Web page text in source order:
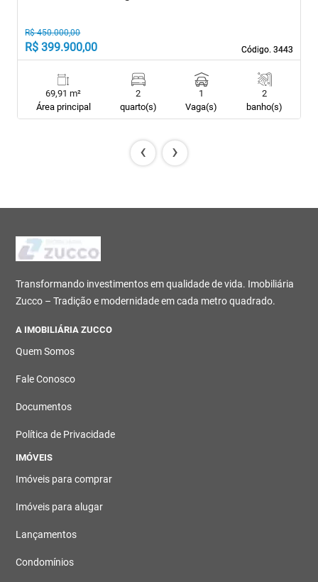
Código. 3443
Código. 3443
R$ 450.000,00
R$ 399.900,00
69,91 m²
Área principal
2
quarto(s)
1
Vaga(s)
2
banho(s)
‹ ›
Transformando investimentos em qualidade de vida. Imobiliária
Zucco – Tradição e modernidade em cada metro quadrado.
A IMOBILIÁRIA ZUCCO
Quem Somos
Fale Conosco
Documentos
Política de Privacidade
IMÓVEIS
Imóveis para comprar
Imóveis para alugar
Lançamentos
Condomínios